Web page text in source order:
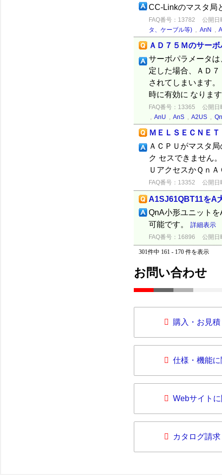
CC-Linkのマスタ局
FAQ番号：13782
公開日
タ、ケーブル等) , AnN ,
ＡＤ７５Ｍのサー
サーボパラメータ
定した場合、ＡＤ
されてしまいます
時に有効に なりま
FAQ番号：13365
公開日
, AnU , AnS , A2US ,
ＭＥＬＳＥＣＮＥ
ＡＣＰＵがマスタ
ク セスできません
ＵアクセスかＱｎ
FAQ番号：13352 公開日
A1SJ61QBT11をA
QnA小形ユニット
可能です。 詳細表示
FAQ番号：16896 公開日
301件中 161 - 170 件を表示
お問い合わせ
購入・お見
仕様・機能
Webサイト
カタログ請求